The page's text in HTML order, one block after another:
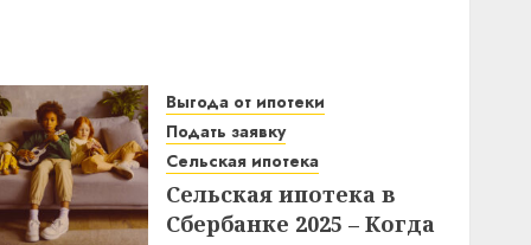
Выгода от ипотеки
Подать заявку
Сельская ипотека
Сельская ипотека в
Сбербанке 2025 – Когда